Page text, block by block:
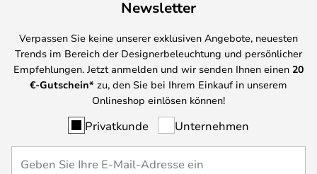
Newsletter
Verpassen Sie keine unserer exklusiven Angebote, neuesten
Trends im Bereich der Designerbeleuchtung und persönlicher
Empfehlungen. Jetzt anmelden und wir senden Ihnen einen 20
€-Gutschein* zu, den Sie bei Ihrem Einkauf in unserem
Onlineshop einlösen können!
Privatkunde Unternehmen